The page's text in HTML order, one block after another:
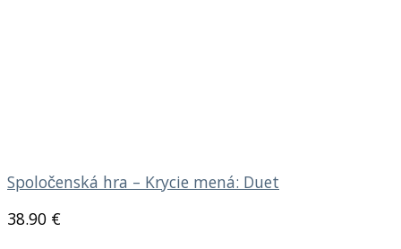
Spoločenská hra – Krycie mená: Duet
38.90 €